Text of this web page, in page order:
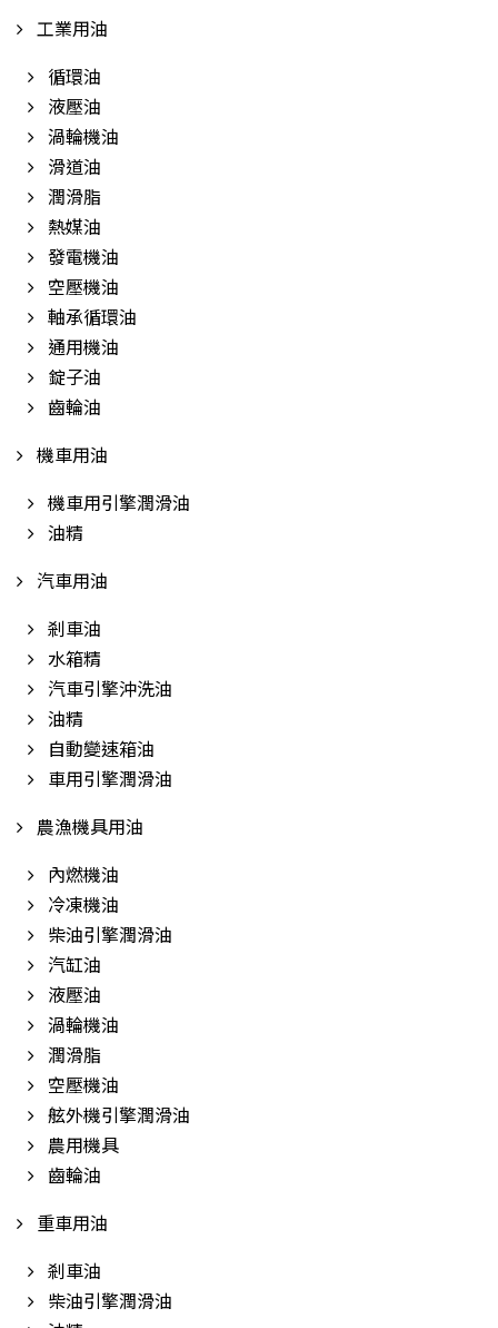
工業用油
循環油
液壓油
渦輪機油
滑道油
潤滑脂
熱媒油
發電機油
空壓機油
軸承循環油
通用機油
錠子油
齒輪油
機車用油
機車用引擎潤滑油
油精
汽車用油
剎車油
水箱精
汽車引擎沖洗油
油精
自動變速箱油
車用引擎潤滑油
農漁機具用油
內燃機油
冷凍機油
柴油引擎潤滑油
汽缸油
液壓油
渦輪機油
潤滑脂
空壓機油
舷外機引擎潤滑油
農用機具
齒輪油
重車用油
剎車油
柴油引擎潤滑油